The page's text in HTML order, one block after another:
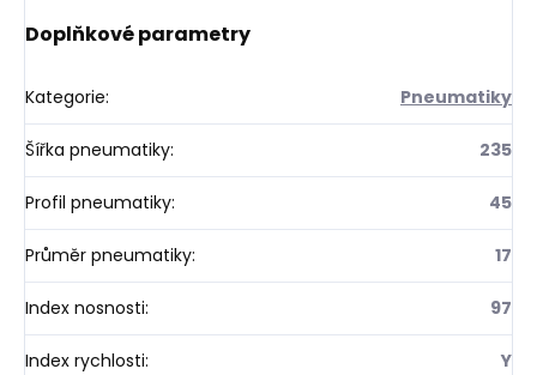
Doplňkové parametry
Kategorie: Pneumatiky
Šířka pneumatiky: 235
Profil pneumatiky: 45
Průměr pneumatiky: 17
Index nosnosti: 97
Index rychlosti: Y